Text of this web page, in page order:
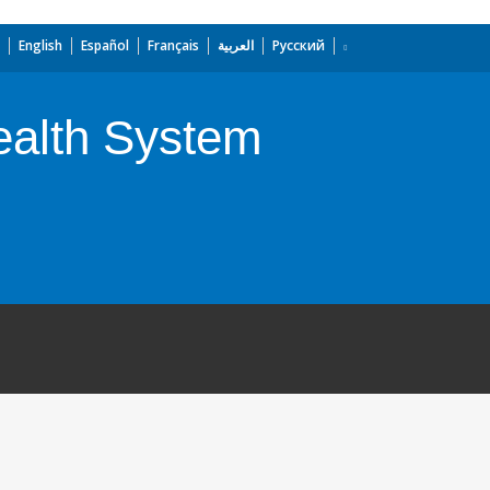
English Español Français العربية Русский
System